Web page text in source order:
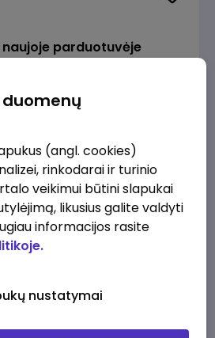
parduotuvėje
buhalteris(ė)
Prieš mokesčius
(angl. cookies)
rinkodarai ir turinio
veikimui būtini slapukai
likusius galite valdyti
informacijos rasite
nustatymai